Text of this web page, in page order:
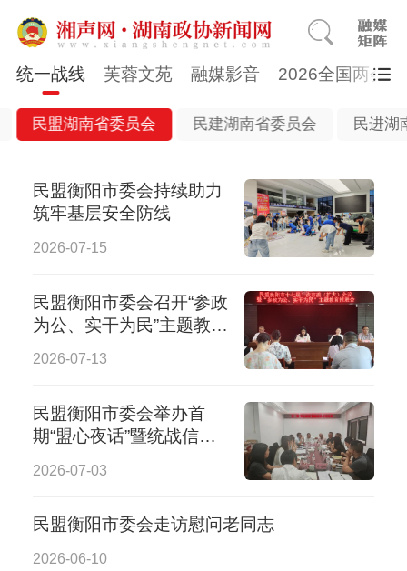
统一战线 芙蓉文苑 融媒影音 2026全国两会
民盟湖南省委员会 民建湖南省委员会 民进湖
民盟衡阳市委会持续助力
筑牢基层安全防线
2026-07-15
民盟衡阳市委会召开“参政
为公、实干为民”主题教育
2026-07-13
民盟衡阳市委会举办首
期“盟心夜话”暨统战信息
2026-07-03
民盟衡阳市委会走访慰问老同志
2026-06-10